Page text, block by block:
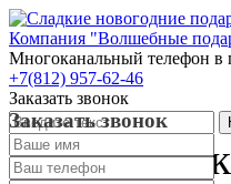
Компания "Волшебные
Многоканальный телефон в
+7(812) 957-62-46
Заказать звонок
Заказать звонок
Запросить